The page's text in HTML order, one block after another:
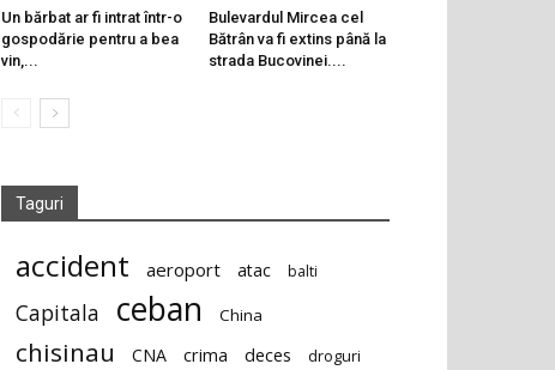
Un bărbat ar fi intrat într-o
gospodărie pentru a bea
vin,...
Bulevardul Mircea cel
Bătrân va fi extins până la
strada Bucovinei....
Taguri
accident aeroport atac balti
Capitala ceban China
chisinau CNA crima deces droguri